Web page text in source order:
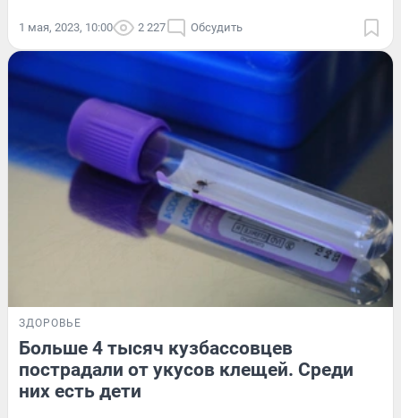
1 мая, 2023, 10:00 2 227 Обсудить
ЗДОРОВЬЕ
Больше 4 тысяч кузбассовцев
пострадали от укусов клещей. Среди
них есть дети